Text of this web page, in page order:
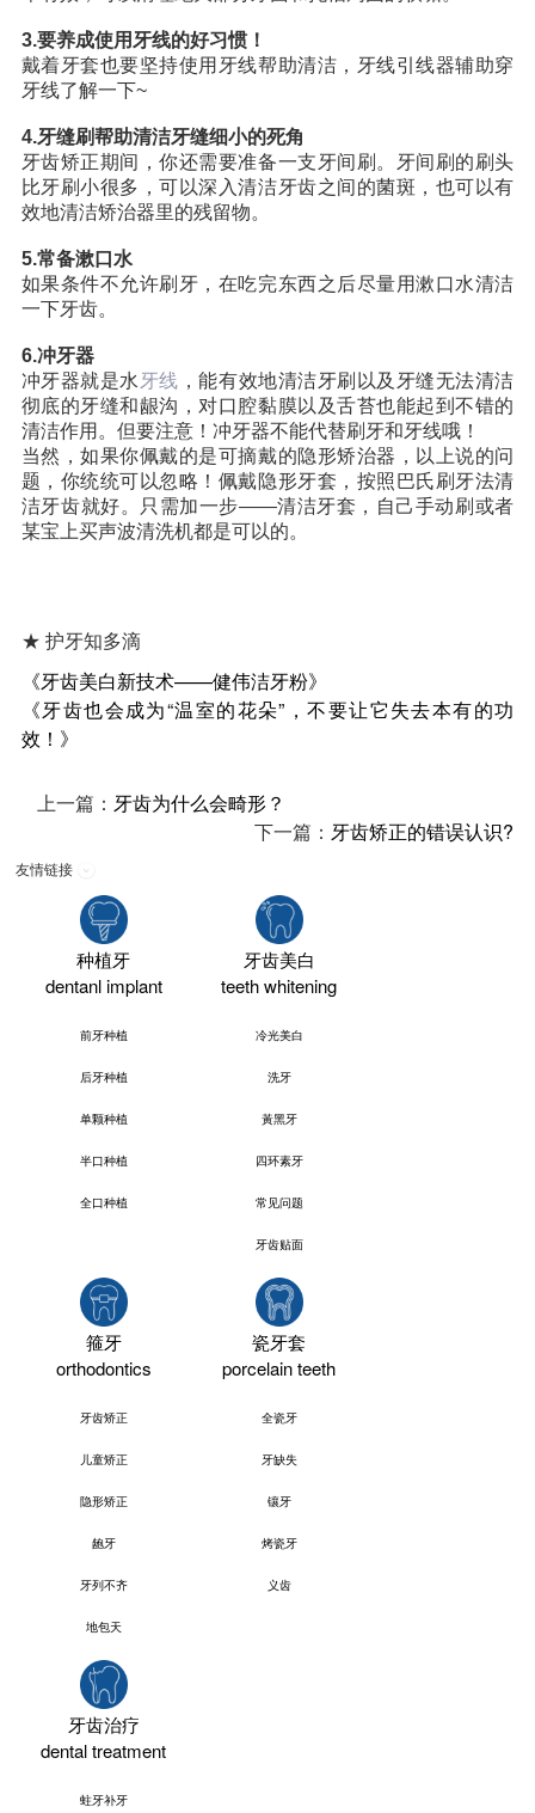
3.要养成使用牙线的好习惯！
戴着牙套也要坚持使用牙线帮助清洁，牙线引线器辅助穿
牙线了解一下~
4.牙缝刷帮助清洁牙缝细小的死角
牙齿矫正期间，你还需要准备一支牙间刷。牙间刷的刷头
比牙刷小很多，可以深入清洁牙齿之间的菌斑，也可以有
效地清洁矫治器里的残留物。
5.常备漱口水
如果条件不允许刷牙，在吃完东西之后尽量用漱口水清洁
一下牙齿。
6.冲牙器
冲牙器就是水 牙线 ，能有效地清洁牙刷以及牙缝无法清洁
彻底的牙缝和龈沟，对口腔黏膜以及舌苔也能起到不错的
清洁作用。但要注意！冲牙器不能代替刷牙和牙线哦！
当然，如果你佩戴的是可摘戴的隐形矫治器，以上说的问
题，你统统可以忽略！佩戴隐形牙套，按照巴氏刷牙法清
洁牙齿就好。只需加一步——清洁牙套，自己手动刷或者
某宝上买声波清洗机都是可以的。
★ 护牙知多滴
《牙齿美白新技术——健伟洁牙粉》
《牙齿也会成为“温室的花朵”，不要让它失去本有的功
效！》
上一篇： 牙齿为什么会畸形？
下一篇： 牙齿矫正的错误认识?
友情链接
种植牙
dentanl implant
前牙种植
后牙种植
单颗种植
半口种植
全口种植
牙齿美白
teeth whitening
冷光美白
洗牙
黃黑牙
四环素牙
常见问题
牙齿贴面
箍牙
orthodontics
牙齿矫正
儿童矫正
隐形矫正
龅牙
牙列不齐
地包天
瓷牙套
porcelain teeth
全瓷牙
牙缺失
镶牙
烤瓷牙
义齿
牙齿治疗
dental treatment
蛀牙补牙